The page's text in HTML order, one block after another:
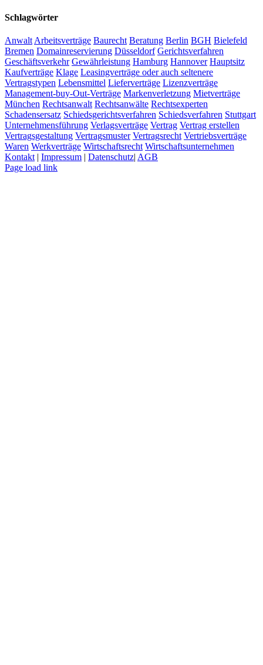
Schlagwörter
Anwalt Arbeitsverträge Baurecht Beratung Berlin BGH Bielefeld
Bremen Domainreservierung Düsseldorf Gerichtsverfahren
Geschäftsverkehr Gewährleistung Hamburg Hannover Hauptsitz
Kaufverträge Klage Leasingverträge oder auch seltenere
Vertragstypen Lebensmittel Lieferverträge Lizenzverträge
Management-buy-Out-Verträge Markenverletzung Mietverträge
München Rechtsanwalt Rechtsanwälte Rechtsexperten
Schadensersatz Schiedsgerichtsverfahren Schiedsverfahren Stuttgart
Unternehmensführung Verlagsverträge Vertrag Vertrag erstellen
Vertragsgestaltung Vertragsmuster Vertragsrecht Vertriebsverträge
Waren Werkverträge Wirtschaftsrecht Wirtschaftsunternehmen
Kontakt | Impressum | Datenschutz| AGB
Page load link